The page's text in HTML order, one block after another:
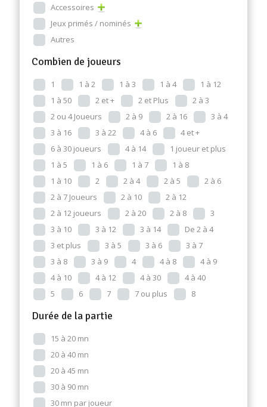
Accessoires
Jeux primés / nominés
Autres
Combien de joueurs
1 1 à 2 1 à 3 1 à 4
1 à 12
1 à 50
2 et + 2 et Plus
2 à 3
2 ou 4 Joueurs
2 à 9 2 à 16
3 à 4
3 à 16
3 à 22 4 à 6
4 et +
6 à 30 joueurs
4 à 14
1 joueur et plus
1 à 5
1 à 6 1 à 7
1 à 8
1 à 10
2 2 à 4 2 à 5
2 à 6
2 à 7 Joueurs
2 à 10
2 à 12
2 à 12 joueurs
2 à 20 2 à 8
3
3 à 10
3 à 12 3 à 14
De 2 à 4
3 et plus
3 à 5 3 à 6
3 à 7
3 à 8
3 à 9 4 4 à 8
4 à 9
4 à 10
4 à 12 4 à 30
4 à 40
5
6 7 7 ou plus 8
Durée de la partie
15 à 20 mn
20 à 40 mn
20 à 45 mn
30 à 90 mn
30 mn par joueur